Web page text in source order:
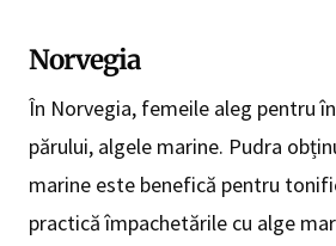
Norvegia
În Norvegia, femeile aleg pentru
părului, algele marine. Pudra
marine este benefică pentru
practică împachetările cu alge